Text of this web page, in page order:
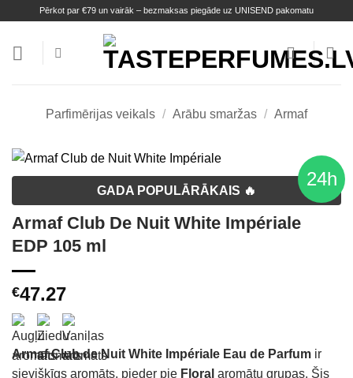
content
Pērkot par €79 un vairāk – bezmaksas piegāde uz UNISEND pakomatu
Parfimērijas veikals / Arābu smaržas / Armaf
24h
GADA POPULĀRĀKAIS 🔥
Armaf Club De Nuit White Impériale
EDP 105 ml
€47.27
Armaf Club de Nuit White Impériale Eau de Parfum ir
sievišķīgs aromāts, pieder pie Floral aromātu grupas. Šis